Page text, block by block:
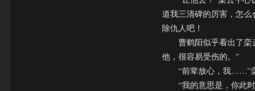
道我三清碑的厉害，怎
除仇人吧！
曹鹤阳似乎看出了栾
他，很容易受伤的。”
“前辈放心，我……”栾
“我的意思是，你此时